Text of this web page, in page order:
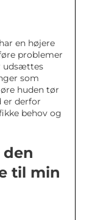
en højere
problemer
udsættes
som
huden tør
derfor
behov og
til min